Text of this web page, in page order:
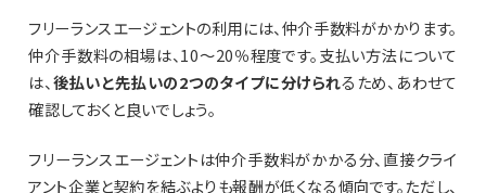
フリーランスエージェントの利用には、仲介手数料がかかります。
仲介手数料の相場は、10～20％程度です。支払い方法について
は、後払いと先払いの2つのタイプに分けられるため、あわせて
確認しておくと良いでしょう。
フリーランスエージェントは仲介手数料がかかる分、直接クライ
アント企業と契約を結ぶよりも報酬が低くなる傾向です。ただし、